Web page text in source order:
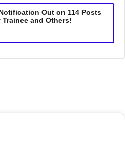
Out on 114 Posts
and Others!